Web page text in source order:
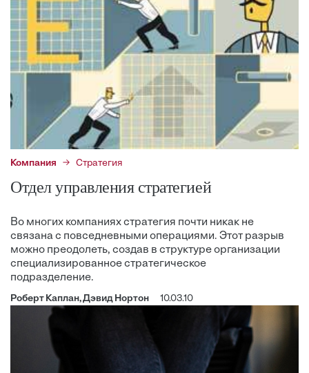
Компания Стратегия
Отдел управления стратегией
Во многих компаниях стратегия почти никак не
связана с повседневными операциями. Этот разрыв
можно преодолеть, создав в структуре организации
специализированное стратегическое
подразделение.
Роберт Каплан, Дэвид Нортон 10.03.10